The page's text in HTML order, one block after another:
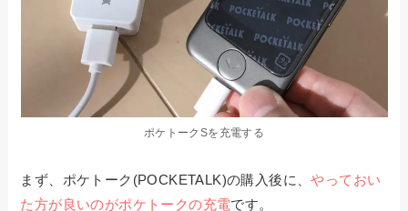
ポケトークSを充電する
まず、ポケトーク(POCKETALK)の購入後に、やっておい
た方が良いのがポケトークの充電です。